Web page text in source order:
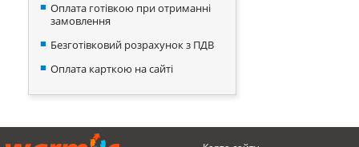
Оплата готівкою при отриманні
замовлення
Безготівковий розрахунок з ПДВ
Оплата карткою на сайті